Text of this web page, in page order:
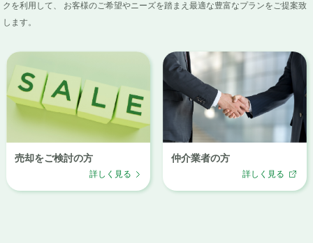
クを利用して、
お客様のご希望やニーズを踏まえ最適な豊富なプランをご提案致
します。
売却をご検討の方
詳しく見る
仲介業者の方
詳しく見る